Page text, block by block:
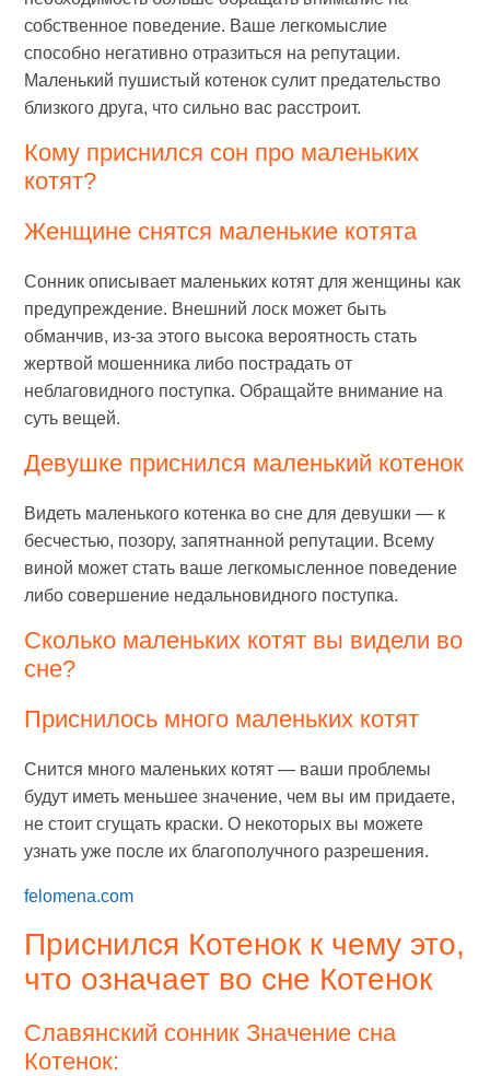
собственное поведение. Ваше легкомыслие
способно негативно отразиться на репутации.
Маленький пушистый котенок сулит предательство
близкого друга, что сильно вас расстроит.
Кому приснился сон про маленьких
котят?
Женщине снятся маленькие котята
Сонник описывает маленьких котят для женщины как
предупреждение. Внешний лоск может быть
обманчив, из-за этого высока вероятность стать
жертвой мошенника либо пострадать от
неблаговидного поступка. Обращайте внимание на
суть вещей.
Девушке приснился маленький котенок
Видеть маленького котенка во сне для девушки — к
бесчестью, позору, запятнанной репутации. Всему
виной может стать ваше легкомысленное поведение
либо совершение недальновидного поступка.
Сколько маленьких котят вы видели во
сне?
Приснилось много маленьких котят
Снится много маленьких котят — ваши проблемы
будут иметь меньшее значение, чем вы им придаете,
не стоит сгущать краски. О некоторых вы можете
узнать уже после их благополучного разрешения.
felomena.com
Приснился Котенок к чему это,
что означает во сне Котенок
Славянский сонник Значение сна
Котенок: